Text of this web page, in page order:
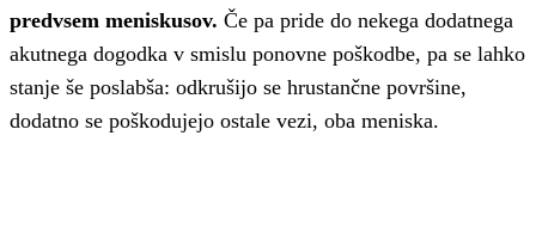
predvsem meniskusov. Če pa pride do nekega dodatnega
akutnega dogodka v smislu ponovne poškodbe, pa se lahko
stanje še poslabša: odkrušijo se hrustančne površine,
dodatno se poškodujejo ostale vezi, oba meniska.